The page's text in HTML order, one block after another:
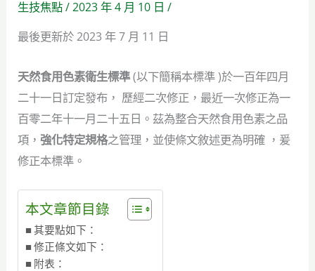
生技焦點/2023 年 4 月 10 日/
最後更新於 2023 年 7 月 11 日
天然食用色素衛生標準(以下簡稱本標準 )於一百年四月
二十一日訂定發布， 歷經二次修正，最近一次修正為一
百零二年十一月二十五日。茲為整合天然食用色素之品
項，強化特定規格之管理，並使條文敘述更為明確 ，爰
修正本標準。
本文章節目錄
其要點如下：
修正條文如下：
附表：